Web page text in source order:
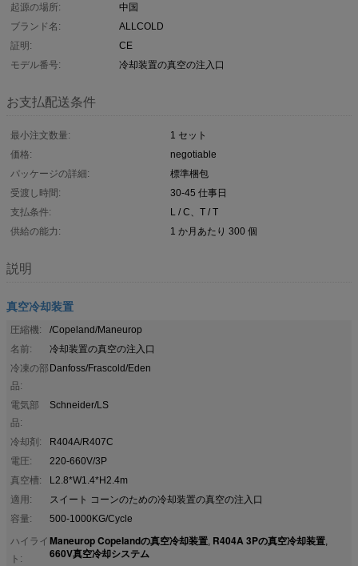
起源の場所:
中国
ブランド名:
ALLCOLD
証明:
CE
モデル番号:
冷却装置の真空の注入口
お支払配送条件
最小注文数量:
1 セット
価格:
negotiable
パッケージの詳細:
標準梱包
受渡し時間:
30-45 仕事日
支払条件:
L / C、T / T
供給の能力:
1 か月あたり 300 個
説明
真空冷却装置
圧縮機:
/Copeland/Maneurop
名前:
冷却装置の真空の注入口
冷凍の部
品:
Danfoss/Frascold/Eden
電気部
品:
Schneider/LS
冷却剤:
R404A/R407C
電圧:
220-660V/3P
真空槽:
L2.8*W1.4*H2.4m
適用:
スイート コーンのための冷却装置の真空の注入口
容量:
500-1000KG/Cycle
ハイライ
ト:
Maneurop Copelandの真空冷却装置, R404A 3Pの真空冷却装置,
660V真空冷却システム